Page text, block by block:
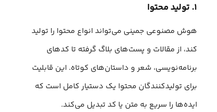
۱. تولید محتوا
هوش مصنوعی جمینی می‌تواند انواع محتوا را تولید
کند، از مقالات و پست‌های بلاگ گرفته تا کدهای
برنامه‌نویسی، شعر و داستان‌های کوتاه. این قابلیت
برای تولیدکنندگان محتوا یک دستیار کامل است که
ایده‌ها را سریع به متن یا کد تبدیل می‌کند.